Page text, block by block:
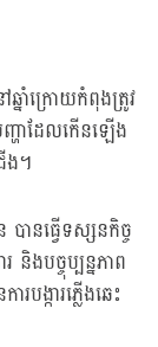
នាំក្រោយកំពុងត្រូវ
ហាដែលកើនឡើង
ង។
ានធ្វើទស្សនកិច្ច
និងបច្ចុប្បន្នភាព
បង្ការភ្លើងឆេះ